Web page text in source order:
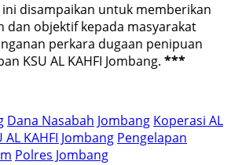
disampaikan untuk memberikan
dan objektif kepada masyarakat
perkara dugaan penipuan
KSU AL KAHFI Jombang. ***
Dana Nasabah Jombang Koperasi AL
AL KAHFI Jombang Pengelapan
Polres Jombang